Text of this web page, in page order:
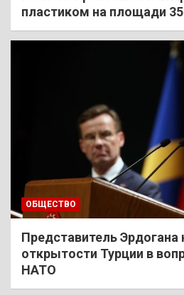
пластиком на площади
ОБЩЕСТВО
Представитель Эрдогана
открытости Турции в
НАТО